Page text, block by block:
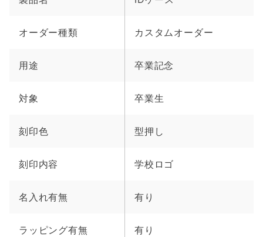
オーダー種類 カスタムオーダー
用途 卒業記念
対象 卒業生
刻印色 型押し
刻印内容 学校ロゴ
名入れ有無 有り
ラッピング有無 有り